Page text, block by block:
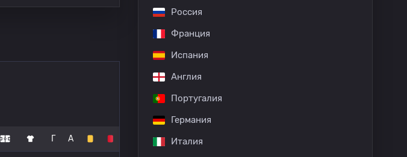
Г А
Россия
Франция
Испания
Англия
Португалия
Германия
Италия